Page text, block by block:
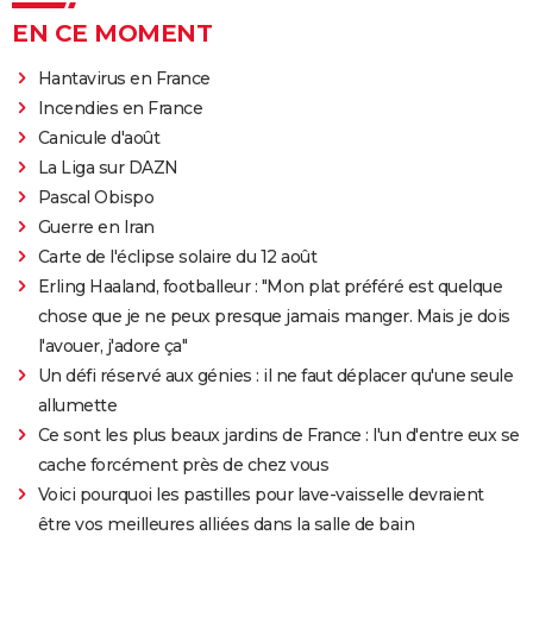
EN CE MOMENT
Hantavirus en France
Incendies en France
Canicule d'août
La Liga sur DAZN
Pascal Obispo
Guerre en Iran
Carte de l'éclipse solaire du 12 août
Erling Haaland, footballeur : "Mon plat préféré est quelque
chose que je ne peux presque jamais manger. Mais je dois
l'avouer, j'adore ça"
Un défi réservé aux génies : il ne faut déplacer qu'une seule
allumette
Ce sont les plus beaux jardins de France : l'un d'entre eux se
cache forcément près de chez vous
Voici pourquoi les pastilles pour lave-vaisselle devraient
être vos meilleures alliées dans la salle de bain